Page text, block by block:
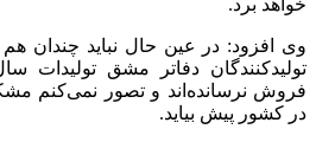
وی افزود:‌ در عین حال نباید چندان هم
تولیدکنندگان دفاتر مشق تولیدات
فروش نرسانده‌اند و تصور نمی‌کنم
در کشور پیش بیاید.